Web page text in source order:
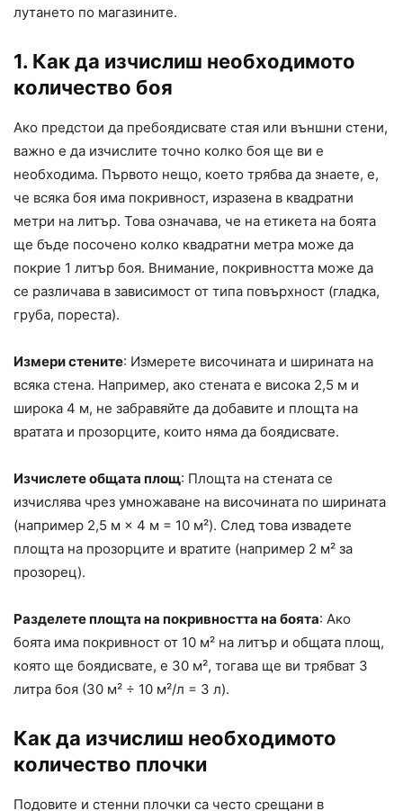
лутането по магазините.
1. Как да изчислиш необходимото
количество боя
Ако предстои да пребоядисвате стая или външни стени,
важно е да изчислите точно колко боя ще ви е
необходима. Първото нещо, което трябва да знаете, е,
че всяка боя има покривност, изразена в квадратни
метри на литър. Това означава, че на етикета на боята
ще бъде посочено колко квадратни метра може да
покрие 1 литър боя. Внимание, покривността може да
се различава в зависимост от типа повърхност (гладка,
груба, пореста).
Измери стените: Измерете височината и ширината на
всяка стена. Например, ако стената е висока 2,5 м и
широка 4 м, не забравяйте да добавите и площта на
вратата и прозорците, които няма да боядисвате.
Изчислете общата площ: Площта на стената се
изчислява чрез умножаване на височината по ширината
(например 2,5 м × 4 м = 10 м²). След това извадете
площта на прозорците и вратите (например 2 м² за
прозорец).
Разделете площта на покривността на боята: Ако
боята има покривност от 10 м² на литър и общата площ,
която ще боядисвате, е 30 м², тогава ще ви трябват 3
литра боя (30 м² ÷ 10 м²/л = 3 л).
Как да изчислиш необходимото
количество плочки
Подовите и стенни плочки са често срещани в